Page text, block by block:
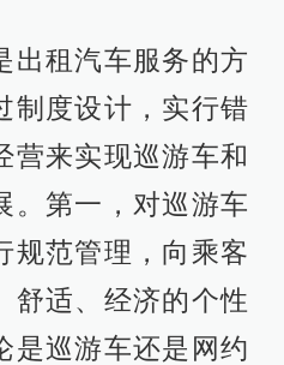
出租汽车服务的方
制度设计，实行错
营来实现巡游车和
。第一，对巡游车
规范管理，向乘客
舒适、经济的个性
是巡游车还是网约